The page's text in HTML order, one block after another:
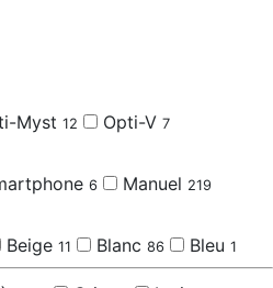
Myst 12 Opti-V 7
6 Manuel 219
Beige 11 Blanc 86 Bleu 1